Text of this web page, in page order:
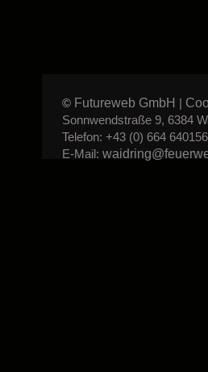
© Futureweb GmbH |
Sonnwendstraße 9, 6384
Telefon: +43 (0) 664
E-Mail: